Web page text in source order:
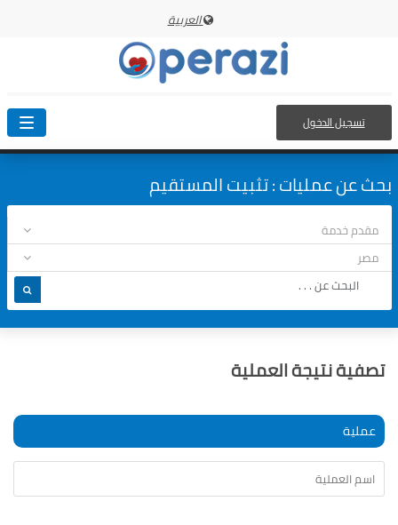
العربية
تسجيل الدخول
بحث عن عمليات : تثبيت المستقيم
تصفية نتيجة العملية
عملية